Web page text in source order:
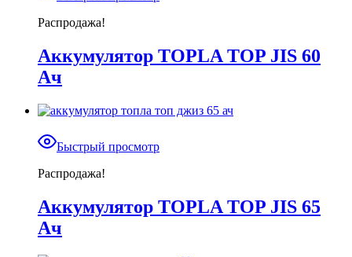
Распродажа!
Аккумулятор TOPLA TOP JIS 60
Ач
Быстрый просмотр
Распродажа!
Аккумулятор TOPLA TOP JIS 65
Ач